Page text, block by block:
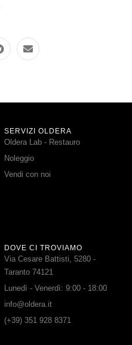
SERVIZI OLDERA
Oldera Lab - Restauro
Noleggio
Vendi con noi
DOVE CI TROVIAMO
Via Cesare Battisti, 5280 -
Taranto 74121
Lunedì - Venerdì: 9:00 - 18:00
info@oldera.it
(+39) 351 928 8371